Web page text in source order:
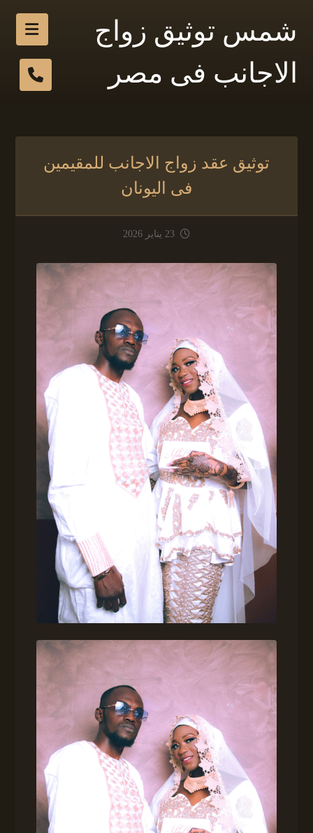
شمس توثيق زواج
الاجانب فى مصر
توثيق عقد زواج الاجانب للمقيمين
فى اليونان
23 يناير 2026